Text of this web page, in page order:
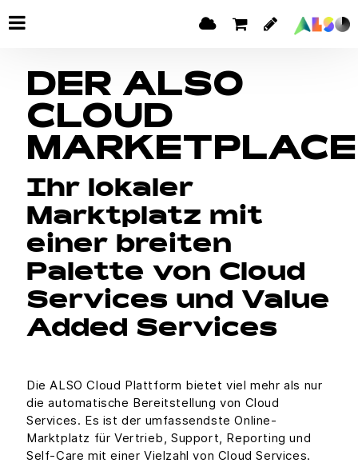
DER ALSO
CLOUD
MARKETPLACE
Ihr lokaler
Marktplatz mit
einer breiten
Palette von Cloud
Services und Value
Added Services
Die ALSO Cloud Plattform bietet viel mehr als nur
die automatische Bereitstellung von Cloud
Services. Es ist der umfassendste Online-
Marktplatz für Vertrieb, Support, Reporting und
Self-Care mit einer Vielzahl von Cloud Services.